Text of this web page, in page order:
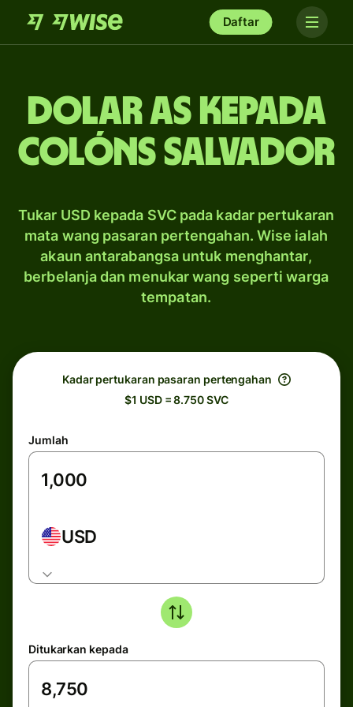
Daftar
dolar AS kepada
colóns Salvador
Tukar USD kepada SVC pada kadar pertukaran
mata wang pasaran pertengahan. Wise ialah
akaun antarabangsa untuk menghantar,
berbelanja dan menukar wang seperti warga
tempatan.
Kadar pertukaran pasaran pertengahan
$1 USD = 8.750 SVC
Jumlah
USD
Ditukarkan kepada